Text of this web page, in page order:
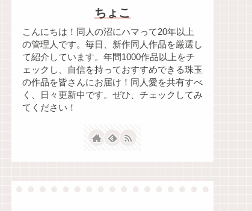
ちょこ
こんにちは！同人の沼にハマって20年以上
の管理人です。毎日、新作同人作品を厳選し
て紹介しています。年間1000作品以上をチ
ェックし、自信を持っておすすめできる珠玉
の作品を皆さんにお届け！同人愛を共有すべ
く、日々更新中です。ぜひ、チェックしてみ
てください！